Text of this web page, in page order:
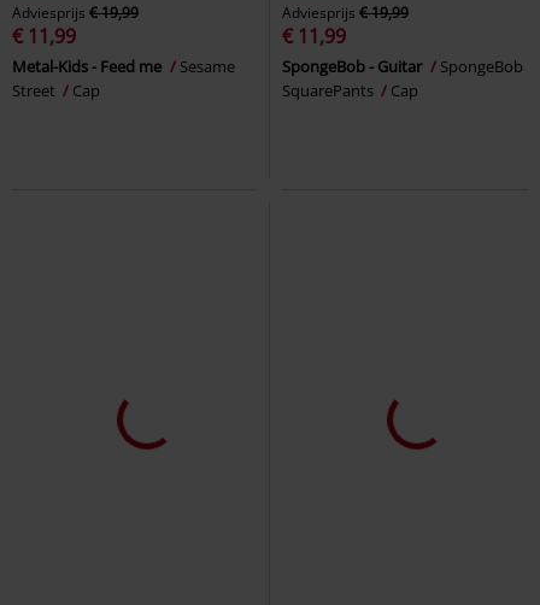
Adviesprijs € 19,99
€ 11,99
Metal-Kids - Feed me
Sesame
Street
Cap
Adviesprijs € 19,99
€ 11,99
SpongeBob - Guitar
SpongeBob
SquarePants
Cap